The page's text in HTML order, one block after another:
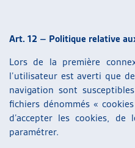
Art. 12 – Politique relative
Lors de la première
l’utilisateur est averti que
navigation sont
fichiers dénommés «
d’accepter les cookies,
paramétrer.